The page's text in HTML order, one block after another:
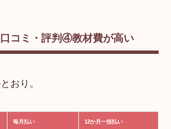
コミ・評判④教材費が高い
おり。
毎月払い 12か月一括払い